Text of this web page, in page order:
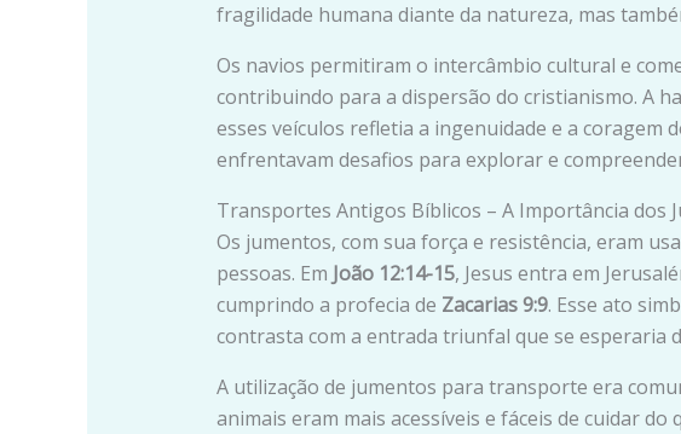
fragilidade humana diante da natureza, mas
Os navios permitiram o intercâmbio cultural e
contribuindo para a dispersão do cristianismo. A
esses veículos refletia a ingenuidade e a coragem
enfrentavam desafios para explorar e
Transportes Antigos Bíblicos – A Importância dos
Os jumentos, com sua força e resistência, eram
pessoas. Em João 12:14-15, Jesus entra em
cumprindo a profecia de Zacarias 9:9. Esse ato
contrasta com a entrada triunfal que se esperaria
A utilização de jumentos para transporte era
animais eram mais acessíveis e fáceis de cuidar do